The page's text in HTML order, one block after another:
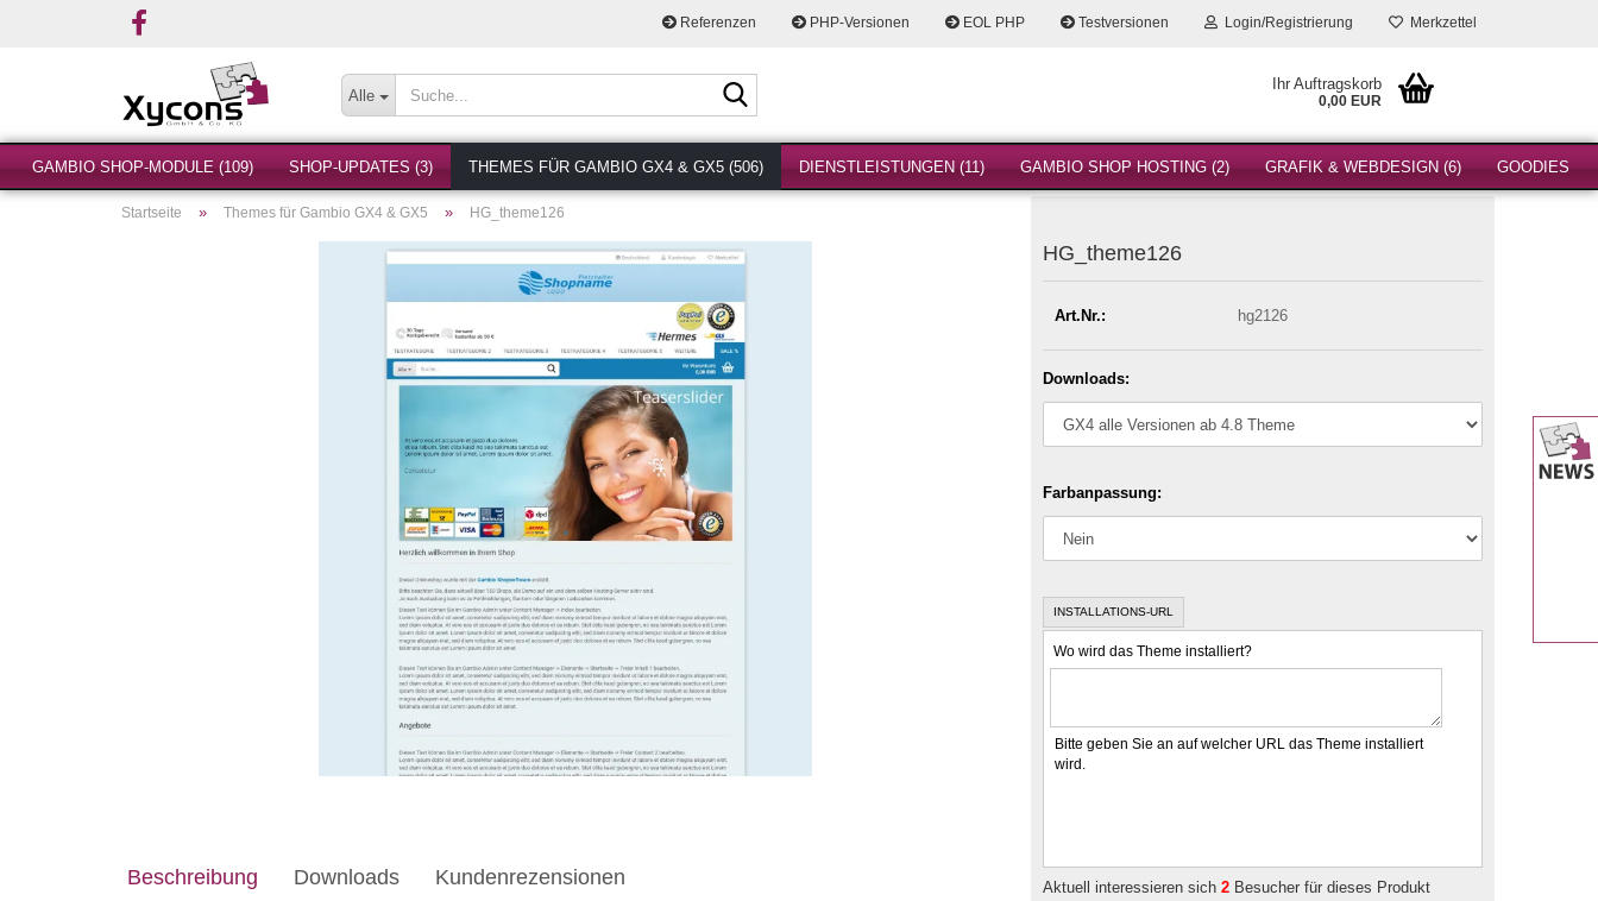
Referenzen PHP-Versionen EOL PHP Testversionen Login/Registrierung Merkzettel
Alle
Ihr Auftragskorb
0,00 EUR
GAMBIO SHOP-MODULE (109) SHOP-UPDATES (3) THEMES FÜR GAMBIO GX4 & GX5 (506) DIENSTLEISTUNGEN (11) GAMBIO SHOP HOSTING (2) GRAFIK & WEBDESIGN (6) GOODIES
Startseite » Themes für Gambio GX4 & GX5 » HG_theme126
HG_theme126
Art.Nr.: hg2126
Downloads:
Farbanpassung:
INSTALLATIONS-URL
Wo wird das Theme installiert?
Bitte geben Sie an auf welcher URL das Theme installiert
wird.
Aktuell interessieren sich 2 Besucher für dieses Produkt
Beschreibung Downloads Kundenrezensionen